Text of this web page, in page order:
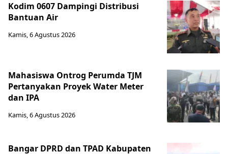
Kodim 0607 Dampingi Distribusi
Bantuan Air
Kamis, 6 Agustus 2026
Mahasiswa Ontrog Perumda TJM
Pertanyakan Proyek Water Meter
dan IPA
Kamis, 6 Agustus 2026
Bangar DPRD dan TPAD Kabupaten